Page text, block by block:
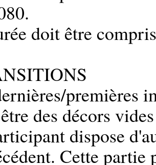
doit être
premières
des décors
dispose
Cette